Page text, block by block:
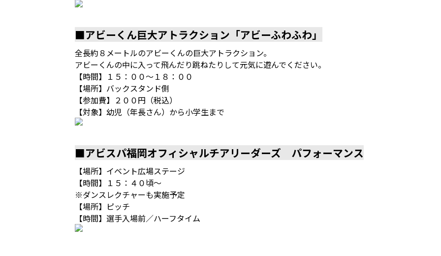
■アビーくん巨大アトラクション「アビーふわふわ」
全長約８メートルのアビーくんの巨大アトラクション。
アビーくんの中に入って飛んだり跳ねたりして元気に遊んでください。
【時間】１５：００～１８：００
【場所】バックスタンド側
【参加費】２００円（税込）
【対象】幼児（年長さん）から小学生まで
■アビスパ福岡オフィシャルチアリーダーズ パフォーマンス
【場所】イベント広場ステージ
【時間】１５：４０頃～
※ダンスレクチャーも実施予定
【場所】ピッチ
【時間】選手入場前／ハーフタイム